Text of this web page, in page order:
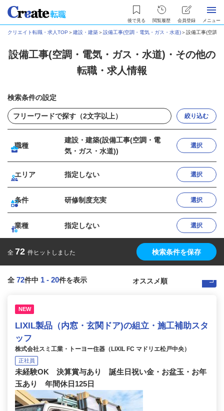
後で見る 閲覧履歴 会員登録 メニュー
クリエイト転職・求人TOP ＞建設・建築＞設備工事(空調・電気・ガス・水道)＞設備工事(空調
設備工事(空調・電気・ガス・水道)・その他の
転職・求人情報
検索条件の設定
絞り込む
職種
建設・建築(設備工事(空調・電
気・ガス・水道))
選択
エリア 指定しない 選択
条件 研修制度充実 選択
業種 指定しない 選択
全 72 件ヒットしました 検索条件を保存
全 72件中 1 - 20件を表示
NEW
LIXIL製品（内窓・玄関ドア)の組立・施工補助スタ
ッフ
株式会社スミ工業・トーヨー住器（LIXIL FC マドリエ松戸中央）
正社員
未経験OK 決算賞与あり 誕生日祝い金・お盆玉・お年
玉あり 年間休日125日